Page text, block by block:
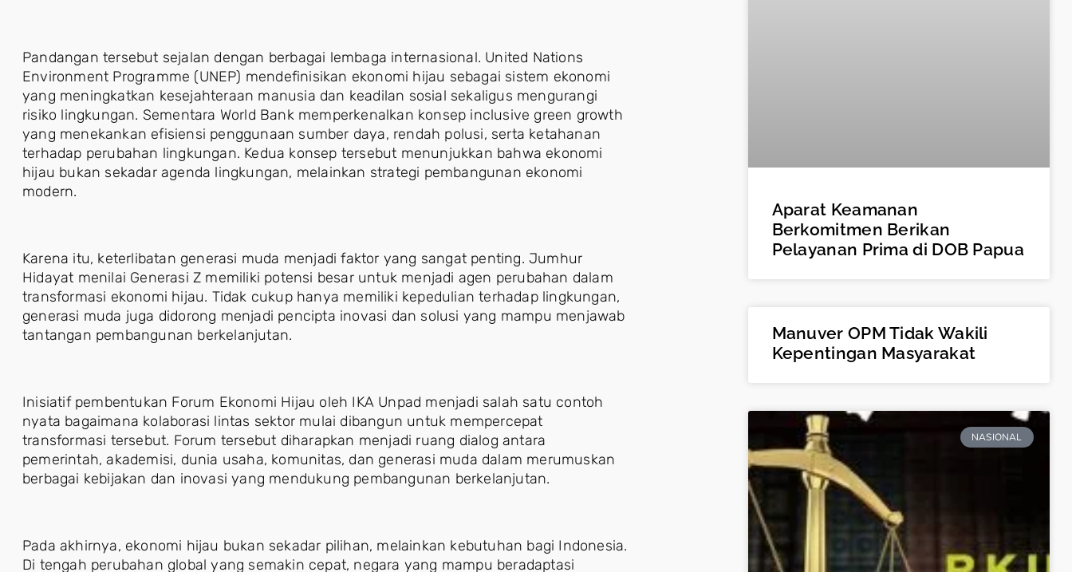
Pandangan tersebut sejalan dengan berbagai lembaga internasional. United Nations
Environment Programme (UNEP) mendefinisikan ekonomi hijau sebagai sistem ekonomi
yang meningkatkan kesejahteraan manusia dan keadilan sosial sekaligus mengurangi
risiko lingkungan. Sementara World Bank memperkenalkan konsep inclusive green growth
yang menekankan efisiensi penggunaan sumber daya, rendah polusi, serta ketahanan
terhadap perubahan lingkungan. Kedua konsep tersebut menunjukkan bahwa ekonomi
hijau bukan sekadar agenda lingkungan, melainkan strategi pembangunan ekonomi
modern.
Karena itu, keterlibatan generasi muda menjadi faktor yang sangat penting. Jumhur
Hidayat menilai Generasi Z memiliki potensi besar untuk menjadi agen perubahan dalam
transformasi ekonomi hijau. Tidak cukup hanya memiliki kepedulian terhadap lingkungan,
generasi muda juga didorong menjadi pencipta inovasi dan solusi yang mampu menjawab
tantangan pembangunan berkelanjutan.
Inisiatif pembentukan Forum Ekonomi Hijau oleh IKA Unpad menjadi salah satu contoh
nyata bagaimana kolaborasi lintas sektor mulai dibangun untuk mempercepat
transformasi tersebut. Forum tersebut diharapkan menjadi ruang dialog antara
pemerintah, akademisi, dunia usaha, komunitas, dan generasi muda dalam merumuskan
berbagai kebijakan dan inovasi yang mendukung pembangunan berkelanjutan.
Pada akhirnya, ekonomi hijau bukan sekadar pilihan, melainkan kebutuhan bagi Indonesia.
Di tengah perubahan global yang semakin cepat, negara yang mampu beradaptasi
Aparat Keamanan
Berkomitmen Berikan
Pelayanan Prima di DOB Papua
Manuver OPM Tidak Wakili
Kepentingan Masyarakat
NASIONAL